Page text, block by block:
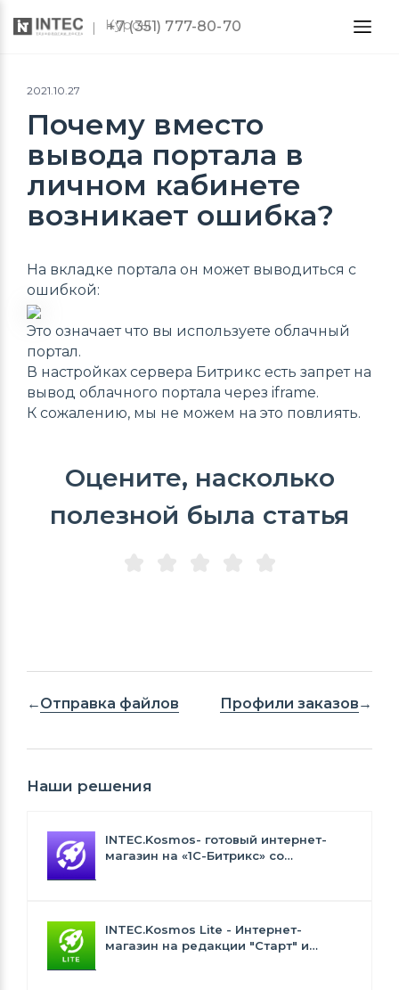
Курсы
+7 (351) 777-80-70
2021.10.27
Почему вместо
вывода портала в
личном кабинете
возникает ошибка?
На вкладке портала он может выводиться с
ошибкой:
Это означает что вы используете облачный
портал.
В настройках сервера Битрикс есть запрет на
вывод облачного портала через iframe.
К сожалению, мы не можем на это повлиять.
Оцените, насколько
полезной была статья
Отправка файлов Профили заказов
Наши решения
INTEC.Kosmos- готовый интернет-
магазин на «1С-Битрикс» со
INTEC.Kosmos Lite - Интернет-
магазин на редакции "Старт" и